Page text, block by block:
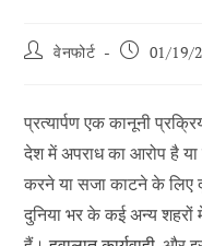
पोस्ट वेनफोर्ट
पोस्ट 01/19/
प्रत्यार्पण एक कानूनी
देश में अपराध का आरोप है या
करने या सजा काटने के लिए
दुनिया भर के कई अन्य